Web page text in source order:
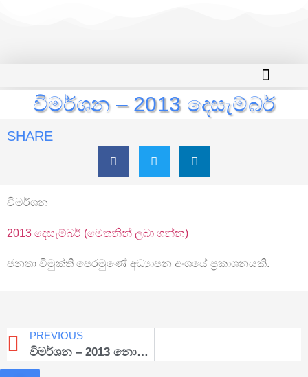
විමර්ශන – 2013 දෙසැම්බර්
SHARE
විමර්ශන
2013 දෙසැම්බර් (මෙතනින් ලබා ගන්න)
ජනතා විමුක්ති පෙරමුණේ අධ්‍යාපන අංශයේ ප්‍රකාශනයකි.
PREVIOUS
විමර්ශන – 2013 නොවැම්බර්